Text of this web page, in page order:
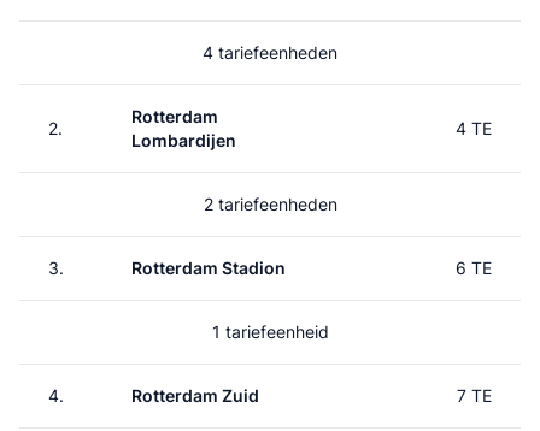
4 tariefeenheden
2.
Rotterdam
Lombardijen
4 TE
2 tariefeenheden
3. Rotterdam Stadion 6 TE
1 tariefeenheid
4. Rotterdam Zuid 7 TE